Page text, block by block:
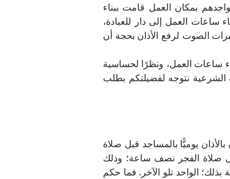
بمكان العمل قامت ببناء
العمل إلى دار للعبادة،
الصوت لرفع الأذان بحجة أن
ساعات العمل، ونظرًا لحساسية
الشرعية نتوجه لفضيلتكم بطلب
يوميًّا بالمساجد قبل صلاة
صلاة الفجر نصف ساعة؛ وذلك
الواحد تلو الآخر. فما حكم